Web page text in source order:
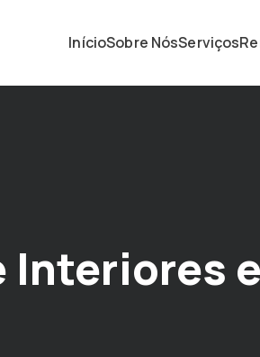
InícioSobre NósServiços
Interiores